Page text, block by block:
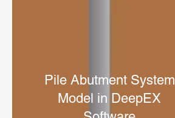
Pile Abutment System
Model in DeepEX